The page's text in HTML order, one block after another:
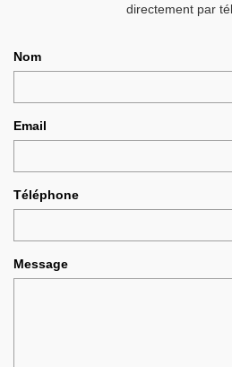
directement par
Nom
Email
Téléphone
Message